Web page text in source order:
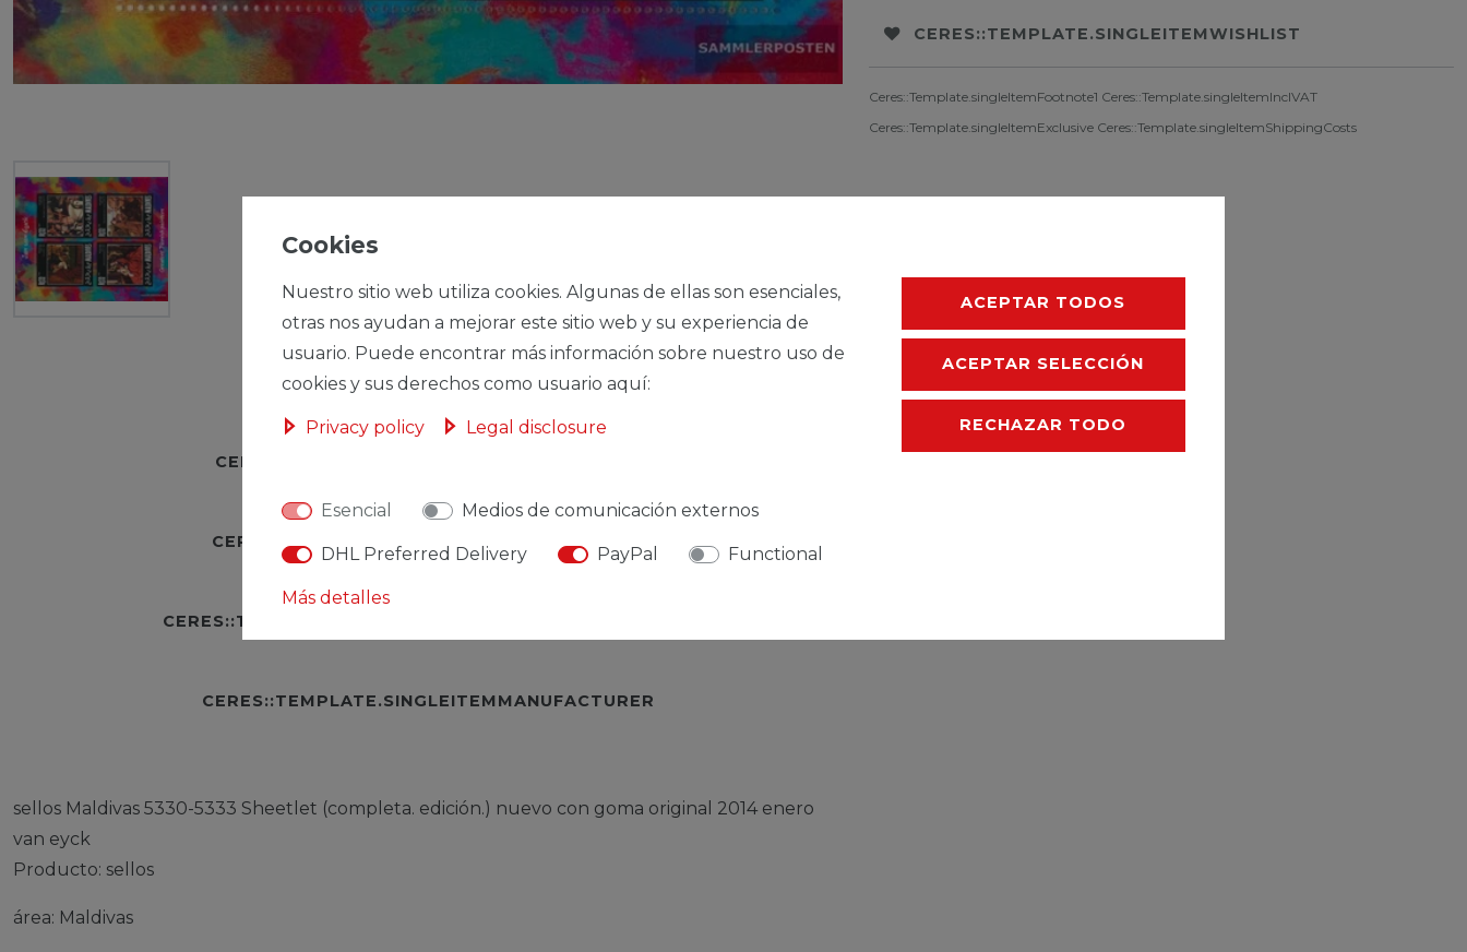
CERES::TEMPLATE.SINGLEITEMWISHLIST
Ceres::Template.singleItemFootnote1 Ceres::Template.singleItemInclVAT
Ceres::Template.singleItemExclusive Ceres::Template.singleItemShippingCosts
CERES::TEMPLATE.SINGLEITEMDESCRIPTION
CERES::TEMPLATE.SINGLEITEMMOREDETAILS
CERES::TEMPLATE.SINGLEITEMEURESPONSIBLEPERSON
CERES::TEMPLATE.SINGLEITEMMANUFACTURER
sellos Maldivas 5330-5333 Sheetlet (completa. edición.) nuevo con goma original 2014 enero
van eyck
Producto: sellos
área: Maldivas
Cookies
Nuestro sitio web utiliza cookies. Algunas de ellas son esenciales,
otras nos ayudan a mejorar este sitio web y su experiencia de
usuario. Puede encontrar más información sobre nuestro uso de
cookies y sus derechos como usuario aquí:
Privacy policy Legal disclosure
Esencial Medios de comunicación externos
DHL Preferred Delivery PayPal Functional
Más detalles
ACEPTAR TODOS
ACEPTAR SELECCIÓN
RECHAZAR TODO